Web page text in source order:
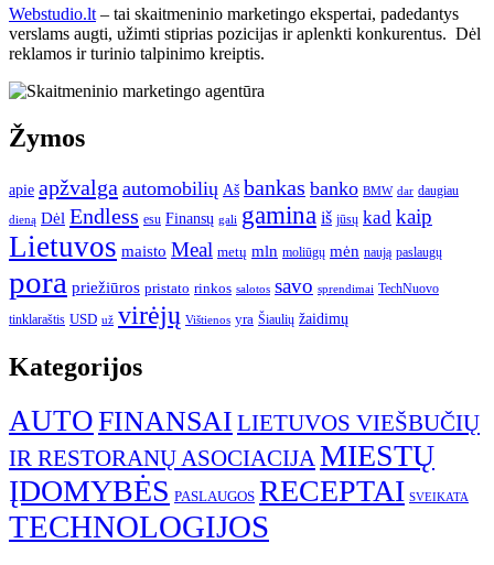
Webstudio.lt – tai skaitmeninio marketingo ekspertai, padedantys
verslams augti, užimti stiprias pozicijas ir aplenkti konkurentus. Dėl
reklamos ir turinio talpinimo kreiptis.
Žymos
apie apžvalga automobilių Aš bankas banko BMW dar daugiau
dieną Dėl Endless esu Finansų gali gamina iš jūsų kad kaip
Lietuvos maisto Meal metų mln moliūgų mėn naują paslaugų
pora priežiūros pristato rinkos salotos savo sprendimai TechNuovo
tinklaraštis USD už virėjų Vištienos yra Šiaulių žaidimų
Kategorijos
AUTOFINANSAI LIETUVOS VIEŠBUČIŲ
IR RESTORANŲ ASOCIACIJA MIESTŲ
ĮDOMYBĖS PASLAUGOS RECEPTAI SVEIKATA
TECHNOLOGIJOS